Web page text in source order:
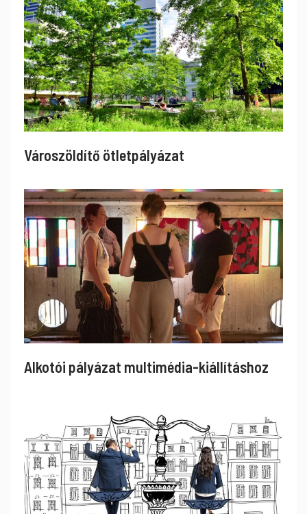
Városzöldítő ötletpályázat
Alkotói pályázat multimédia-kiállításhoz